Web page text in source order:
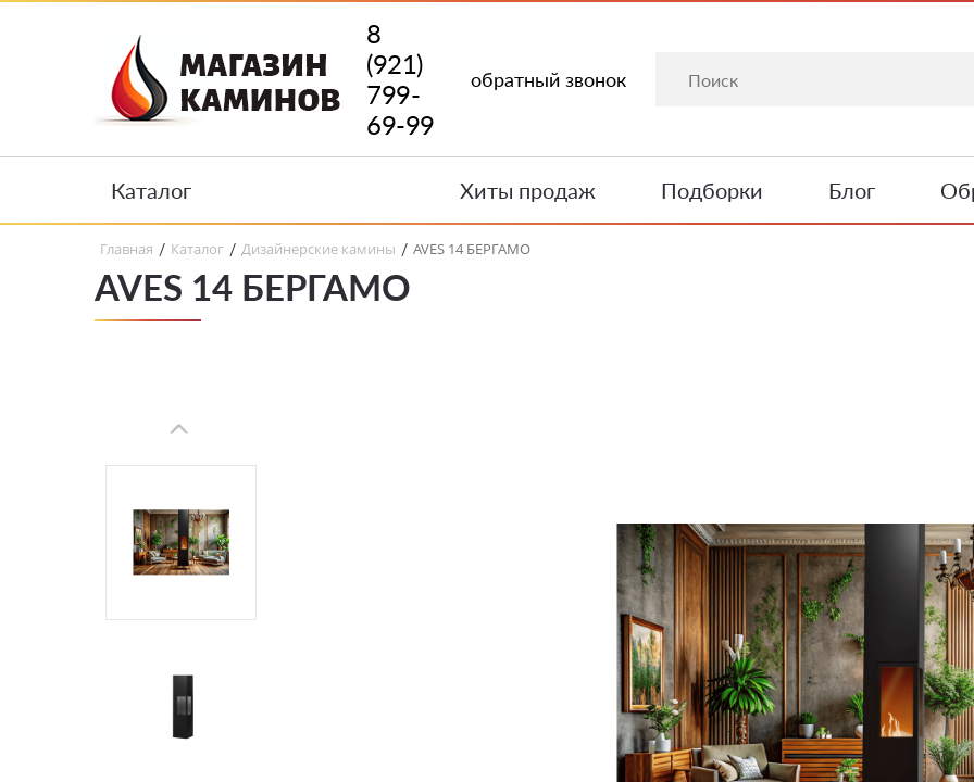
8
(921)
799-
69-99
обратный звонок
Каталог Хиты продаж Подборки Блог
Главная / Каталог / Дизайнерские камины / AVES 14 БЕРГАМО
AVES 14 БЕРГАМО